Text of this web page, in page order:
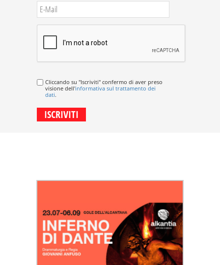
Cliccando su "Iscriviti" confermo di aver preso
visione dell'informativa sul trattamento dei
dati.